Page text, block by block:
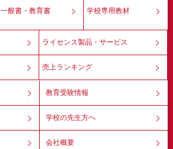
一般書・教育書 学校専用教材
ライセンス製品・サービス
売上ランキング
教育受験情報
学校の先生方へ
会社概要